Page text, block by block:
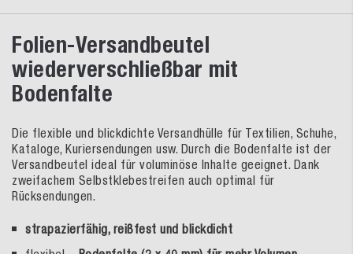
Folien-Versandbeutel
wiederverschließbar mit
Bodenfalte
Die flexible und blickdichte Versandhülle für Textilien, Schuhe,
Kataloge, Kuriersendungen usw. Durch die Bodenfalte ist der
Versandbeutel ideal für voluminöse Inhalte geeignet. Dank
zweifachem Selbstklebestreifen auch optimal für
Rücksendungen.
strapazierfähig, reißfest und blickdicht